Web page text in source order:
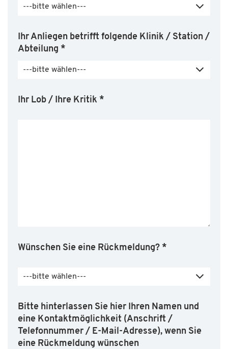
---bitte wählen---
Ihr Anliegen betrifft folgende Klinik / Station /
Abteilung *
---bitte wählen---
Ihr Lob / Ihre Kritik *
Wünschen Sie eine Rückmeldung? *
---bitte wählen---
Bitte hinterlassen Sie hier Ihren Namen und
eine Kontaktmöglichkeit (Anschrift /
Telefonnummer / E-Mail-Adresse), wenn Sie
eine Rückmeldung wünschen